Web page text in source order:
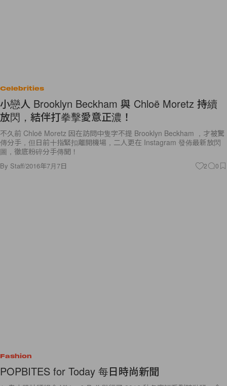
Celebrities
小戀人 Brooklyn Beckham 與 Chloë Moretz 持續
放閃，結伴打拳擊愛意正濃！
不久前 Chloë Moretz 因在訪問中隻字不提 Brooklyn Beckham ，才被驚
傳分手，但日前十指緊扣離開機場，二人更在 Instagram 發佈最新放閃
圖，徹底粉碎分手傳聞！
By Staff/2016年7月7日 2 0
Fashion
POPBITES for Today 每日時尚新聞